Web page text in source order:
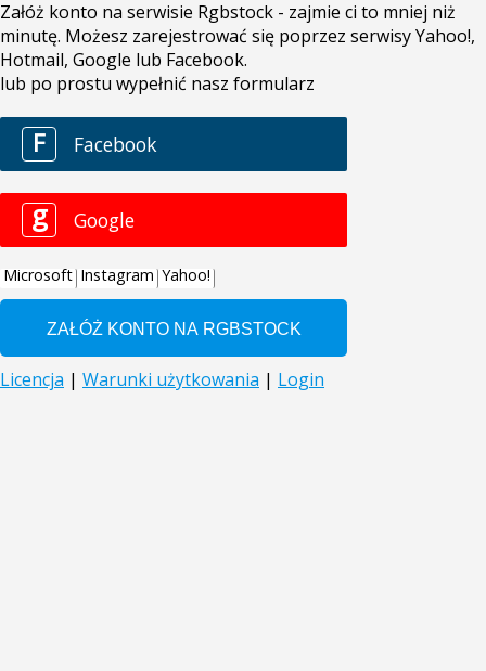
Załóż konto na serwisie Rgbstock - zajmie ci to mniej niż
minutę. Możesz zarejestrować się poprzez serwisy Yahoo!,
Hotmail, Google lub Facebook.
lub po prostu wypełnić nasz formularz
F Facebook
g Google
Microsoft Instagram Yahoo!
Licencja | Warunki użytkowania | Login